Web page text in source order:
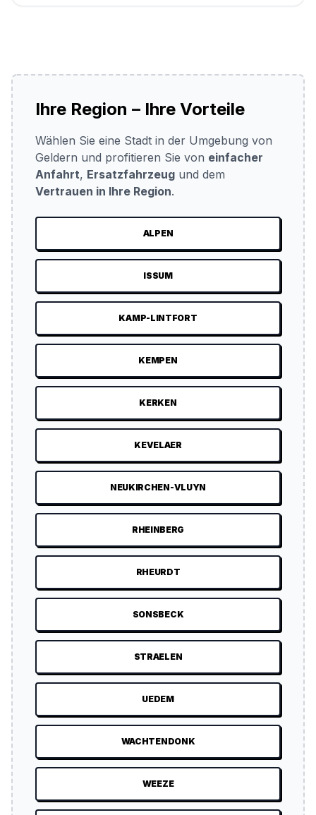
Ihre Region – Ihre Vorteile
Wählen Sie eine Stadt in der Umgebung von
Geldern und profitieren Sie von einfacher
Anfahrt, Ersatzfahrzeug und dem
Vertrauen in Ihre Region.
ALPEN
ISSUM
KAMP-LINTFORT
KEMPEN
KERKEN
KEVELAER
NEUKIRCHEN-VLUYN
RHEINBERG
RHEURDT
SONSBECK
STRAELEN
UEDEM
WACHTENDONK
WEEZE